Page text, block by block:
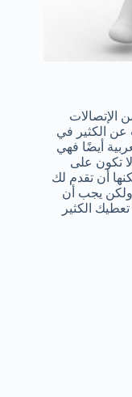
الإتصالات
عن الكثير في
أيضًا فهي
تكون على
أن تقدم لك
ولكن يجب أن
الكثير